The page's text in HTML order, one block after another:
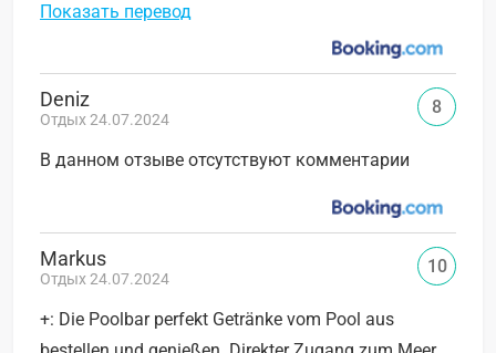
Показать перевод
Deniz
Отдых 24.07.2024
В данном отзыве отсутствуют комментарии
8
Markus
Отдых 24.07.2024
+: Die Poolbar perfekt Getränke vom Pool aus
10